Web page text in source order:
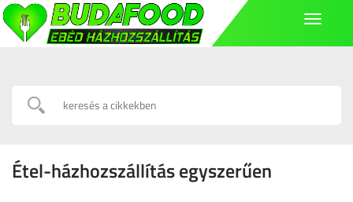
Toggle
Étel-házhozszállítás egyszerűen